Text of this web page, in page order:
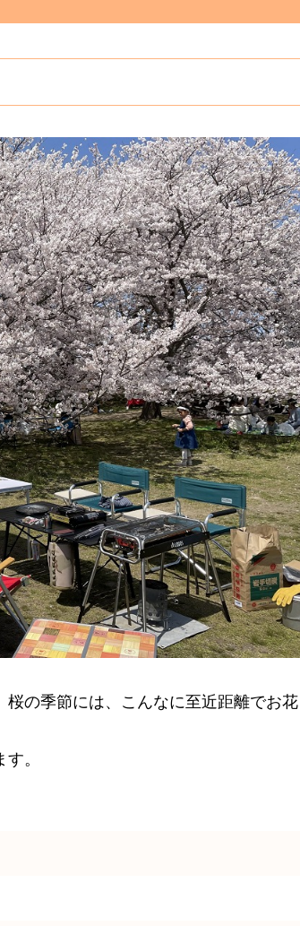
桜の季節には、こんなに至近距離でお花
。